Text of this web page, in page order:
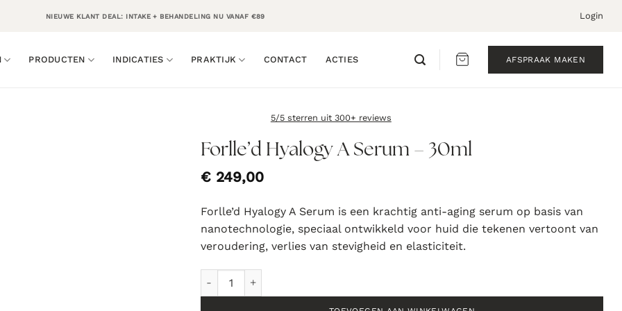
NIEUWE KLANT DEAL: INTAKE + BEHANDELING NU VANAF €89 Login
PRODUCTEN INDICATIES PRAKTIJK CONTACT ACTIES AFSPRAAK MAKEN
5/5 sterren uit 300+ reviews
Forlle’d Hyalogy A Serum – 30ml
€ 249,00
Forlle’d Hyalogy A Serum is een krachtig anti-aging serum op basis van
nanotechnologie, speciaal ontwikkeld voor huid die tekenen vertoont van
veroudering, verlies van stevigheid en elasticiteit.